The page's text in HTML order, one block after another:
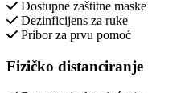
Dostupne zaštitne maske
Dezinficijens za ruke
Pribor za prvu pomoć
Fizičko distanciranje